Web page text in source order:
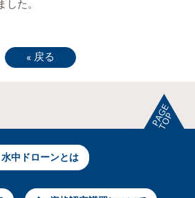
した。
« 戻る
水中ドローンとは